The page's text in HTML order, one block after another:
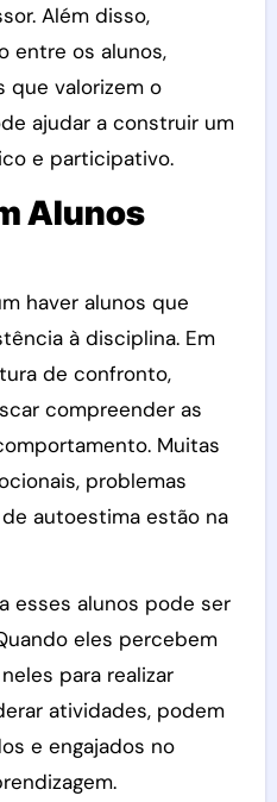
Além disso,
entre os alunos,
que valorizem o
ajudar a construir um
e participativo.
Alunos
haver alunos que
à disciplina. Em
de confronto,
compreender as
Muitas
problemas
autoestima estão na
esses alunos pode ser
eles percebem
para realizar
atividades, podem
e engajados no